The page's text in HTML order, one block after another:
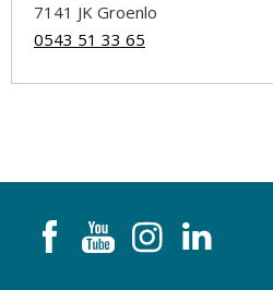
7141 JK Groenlo
0543 51 33 65